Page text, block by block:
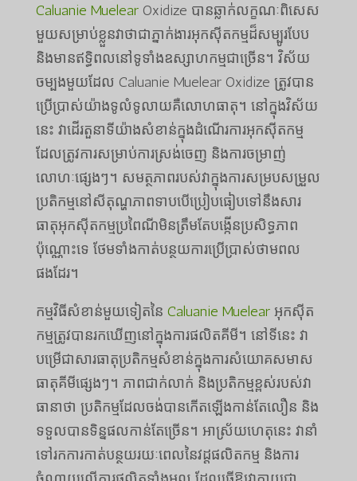
Caluanie MuelearOxidize បានឆ្លាក់លក្ខណៈពិសេស
មួយសម្រាប់ខ្លួនវាថាជាភ្នាក់ងារអុកស៊ីតកម្មដ៏សម្បូរបែប
និងមានឥទ្ធិពលនៅទូទាំងឧស្សាហកម្មជាច្រើន។ វិស័យ
ចម្បងមួយដែល Caluanie Muelear Oxidize ត្រូវបាន
ប្រើប្រាស់យ៉ាងទូលំទូលាយគឺលោហធាតុ។ នៅក្នុងវិស័យ
នេះ វាដើរតួនាទីយ៉ាងសំខាន់ក្នុងដំណើរការអុកស៊ីតកម្ម
ដែលត្រូវការសម្រាប់ការស្រង់ចេញ និងការចម្រាញ់
លោហៈផ្សេងៗ។ សមត្ថភាពរបស់វាក្នុងការសម្របសម្រួល
ប្រតិកម្មនៅសីតុណ្ហភាពទាបបើប្រៀបធៀបទៅនឹងសារ
ធាតុអុកស៊ីតកម្មប្រពៃណីមិនត្រឹមតែបង្កើនប្រសិទ្ធភាព
ប៉ុណ្ណោះទេ ថែមទាំងកាត់បន្ថយការប្រើប្រាស់ថាមពល
ផងដែរ។
កម្មវិធីសំខាន់មួយទៀតនៃ Caluanie Muelearអុកស៊ីត
កម្មត្រូវបានរកឃើញនៅក្នុងការផលិតគីមី។ នៅទីនេះ វា
បម្រើជាសារធាតុប្រតិកម្មសំខាន់ក្នុងការសំយោគសមាស
ធាតុគីមីផ្សេងៗ។ ភាពជាក់លាក់ និងប្រតិកម្មខ្ពស់របស់វា
ធានាថា ប្រតិកម្មដែលចង់បានកើតឡើងកាន់តែលឿន និង
ទទួលបានទិន្នផលកាន់តែច្រើន។ អាស្រ័យហេតុនេះ វានាំ
ទៅរកការកាត់បន្ថយរយៈពេលនៃវដ្តផលិតកម្ម និងការ